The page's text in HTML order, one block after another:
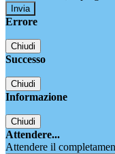
Errore
Chiudi
Successo
Chiudi
Informazione
Chiudi
Attendere...
Attendere il